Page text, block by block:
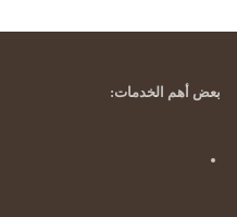
بعض أهم الخدمات: